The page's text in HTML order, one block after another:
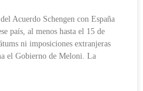
Acuerdo Schengen con España
país, al menos hasta el 15 de
ni imposiciones extranjeras
el Gobierno de Meloni. La